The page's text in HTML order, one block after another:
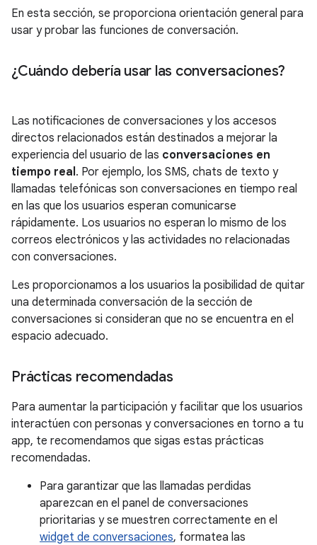
En esta sección, se proporciona orientación general para
usar y probar las funciones de conversación.
¿Cuándo debería usar las conversaciones?
Las notificaciones de conversaciones y los accesos
directos relacionados están destinados a mejorar la
experiencia del usuario de las conversaciones en
tiempo real . Por ejemplo, los SMS, chats de texto y
llamadas telefónicas son conversaciones en tiempo real
en las que los usuarios esperan comunicarse
rápidamente. Los usuarios no esperan lo mismo de los
correos electrónicos y las actividades no relacionadas
con conversaciones.
Les proporcionamos a los usuarios la posibilidad de quitar
una determinada conversación de la sección de
conversaciones si consideran que no se encuentra en el
espacio adecuado.
Prácticas recomendadas
Para aumentar la participación y facilitar que los usuarios
interactúen con personas y conversaciones en torno a tu
app, te recomendamos que sigas estas prácticas
recomendadas.
Para garantizar que las llamadas perdidas
aparezcan en el panel de conversaciones
prioritarias y se muestren correctamente en el
widget de conversaciones, formatea las